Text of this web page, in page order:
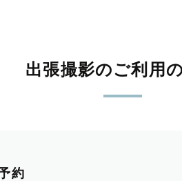
出張撮影のご利用
約